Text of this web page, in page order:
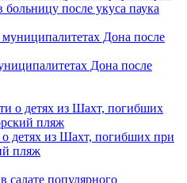
после укуса паука
Дона после
детях из Шахт, погибших при
пляж